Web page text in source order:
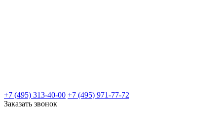
+7 (495) 313-40-00 +7 (495) 971-77-72
Заказать звонок